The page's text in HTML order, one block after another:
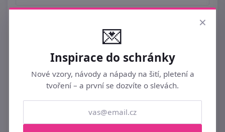
×
💌
Inspirace do schránky
Nové vzory, návody a nápady na šití, pletení a
tvoření – a první se dozvíte o slevách.